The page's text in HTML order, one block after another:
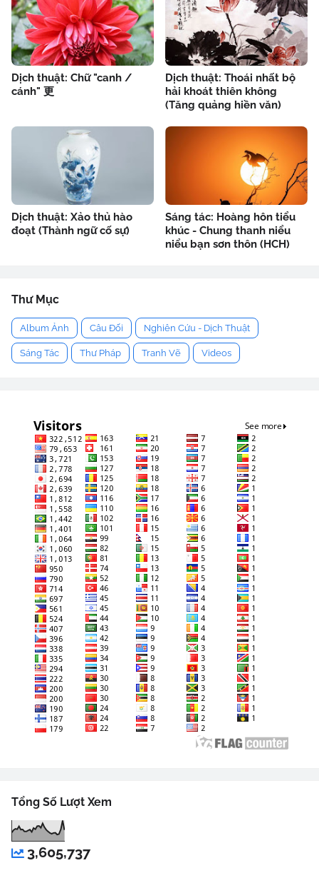
Dịch thuật: Chữ "canh /
cánh" 更
Dịch thuật: Thoái nhất bộ
hải khoát thiên không
(Tăng quảng hiền văn)
Dịch thuật: Xảo thủ hào
đoạt (Thành ngữ cố sự)
Sáng tác: Hoàng hôn tiểu
khúc - Chung thanh niểu
niểu bạn sơn thôn (HCH)
Thư Mục
Album Ảnh Câu Đối Nghiên Cứu - Dịch Thuật
Sáng Tác Thư Pháp Tranh Vẽ Videos
Tổng Số Lượt Xem
3,605,737